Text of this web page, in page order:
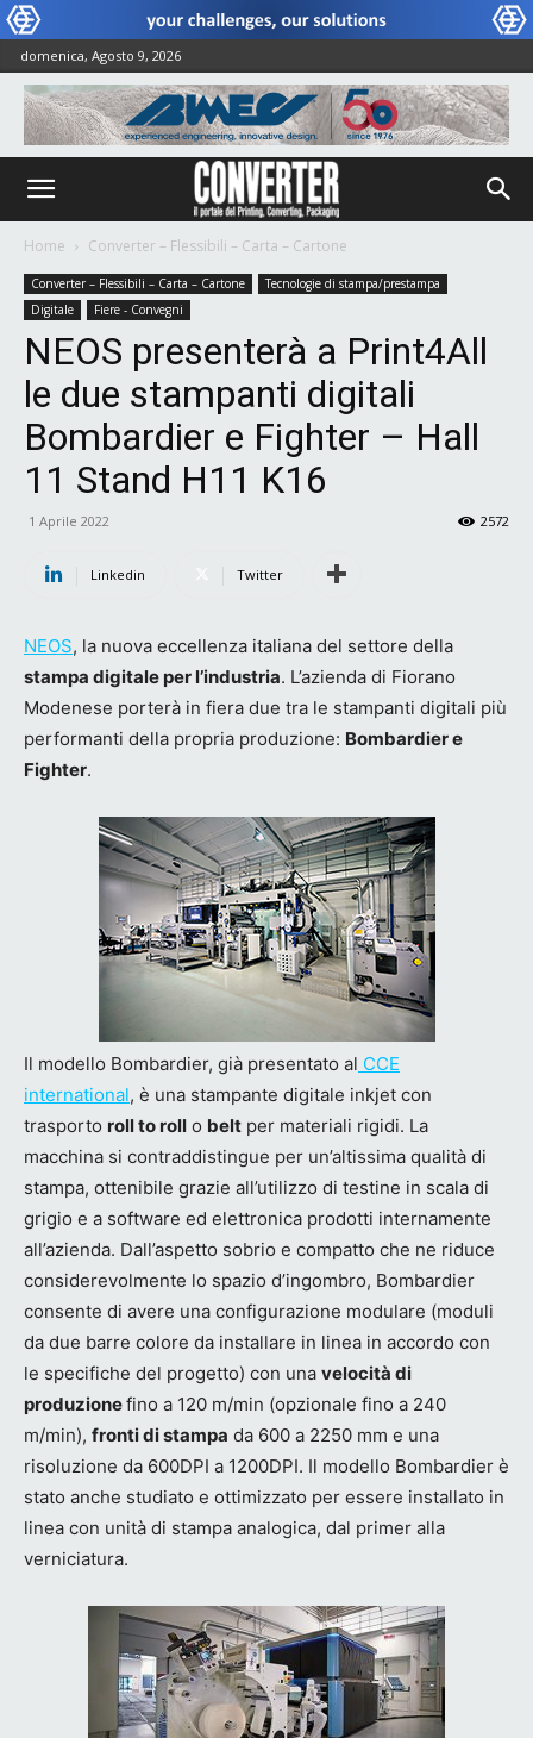
domenica, Agosto 9, 2026
Home Converter – Flessibili – Carta – Cartone
Converter – Flessibili – Carta – Cartone
Tecnologie di stampa/prestampa
Digitale
Fiere - Convegni
NEOS presenterà a Print4All
le due stampanti digitali
Bombardier e Fighter – Hall
11 Stand H11 K16
1 Aprile 2022 2572
Linkedin Twitter
NEOS, la nuova eccellenza italiana del settore della
stampa digitale per l’industria. L’azienda di Fiorano
Modenese porterà in fiera due tra le stampanti digitali più
performanti della propria produzione: Bombardier e
Fighter.
Il modello Bombardier, già presentato al CCE
international, è una stampante digitale inkjet con
trasporto roll to roll o belt per materiali rigidi. La
macchina si contraddistingue per un’altissima qualità di
stampa, ottenibile grazie all’utilizzo di testine in scala di
grigio e a software ed elettronica prodotti internamente
all’azienda. Dall’aspetto sobrio e compatto che ne riduce
considerevolmente lo spazio d’ingombro, Bombardier
consente di avere una configurazione modulare (moduli
da due barre colore da installare in linea in accordo con
le specifiche del progetto) con una velocità di
produzionefino a 120 m/min (opzionale fino a 240
m/min), fronti di stampa da 600 a 2250 mm e una
risoluzione da 600DPI a 1200DPI. Il modello Bombardier è
stato anche studiato e ottimizzato per essere installato in
linea con unità di stampa analogica, dal primer alla
verniciatura.